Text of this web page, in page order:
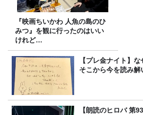
『映画ちいかわ 人魚の島のひ
みつ』を観に行ったのはいい
けれど…
【プレ金ナイト】
そこから今を読み解
【朗読のヒロバ 第